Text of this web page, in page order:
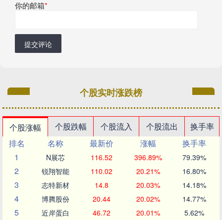
你的邮箱*
提交评论
个股实时涨跌榜
个股涨幅 个股跌幅 个股流入 个股流出
换手率
排名
名称 最新价 涨幅
换手率
1
N展芯 116.52 396.89% 79.39%
2 锐翔智能 110.02 20.21% 16.80%
3 志特新材 14.8 20.03% 14.18%
4 博腾股份 20.44 20.02% 14.77%
5 近岸蛋白 46.72 20.01% 5.62%